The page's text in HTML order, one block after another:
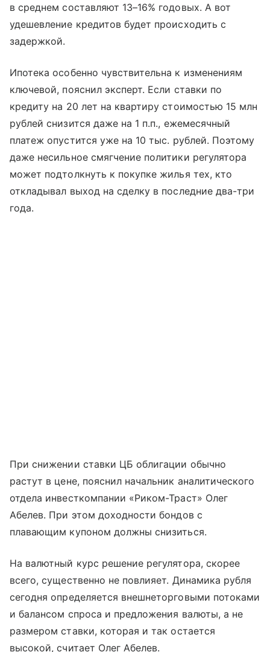
в среднем составляют 13–16% годовых. А вот
удешевление кредитов будет происходить с
задержкой.
Ипотека особенно чувствительна к изменениям
ключевой, пояснил эксперт. Если ставки по
кредиту на 20 лет на квартиру стоимостью 15 млн
рублей снизится даже на 1 п.п., ежемесячный
платеж опустится уже на 10 тыс. рублей. Поэтому
даже несильное смягчение политики регулятора
может подтолкнуть к покупке жилья тех, кто
откладывал выход на сделку в последние два-три
года.
При снижении ставки ЦБ облигации обычно
растут в цене, пояснил начальник аналитического
отдела инвесткомпании «Риком-Траст» Олег
Абелев. При этом доходности бондов с
плавающим купоном должны снизиться.
На валютный курс решение регулятора, скорее
всего, существенно не повлияет. Динамика рубля
сегодня определяется внешнеторговыми потоками
и балансом спроса и предложения валюты, а не
размером ставки, которая и так остается
высокой, считает Олег Абелев.